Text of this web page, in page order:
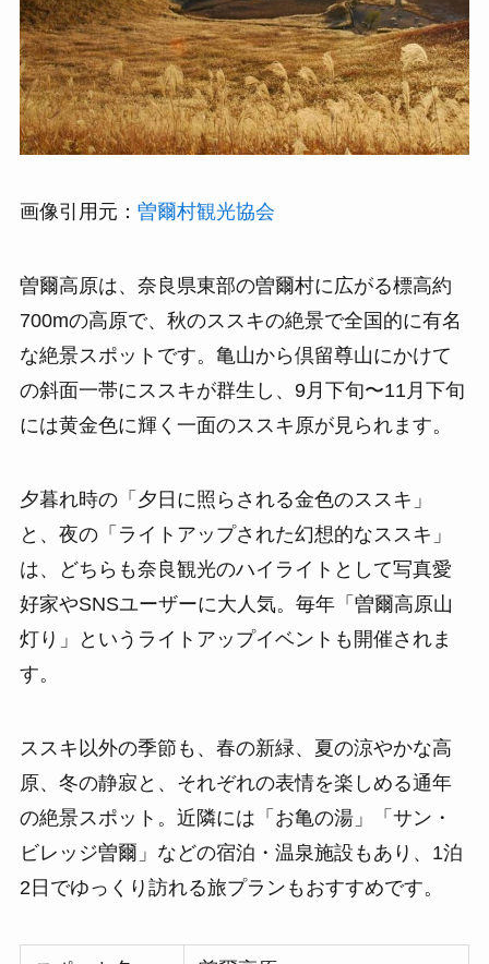
画像引用元： 曽爾村観光協会
曽爾高原は、奈良県東部の曽爾村に広がる標高約
700mの高原で、秋のススキの絶景で全国的に有名
な絶景スポットです。亀山から倶留尊山にかけて
の斜面一帯にススキが群生し、9月下旬〜11月下旬
には黄金色に輝く一面のススキ原が見られます。
夕暮れ時の「夕日に照らされる金色のススキ」
と、夜の「ライトアップされた幻想的なススキ」
は、どちらも奈良観光のハイライトとして写真愛
好家やSNSユーザーに大人気。毎年「曽爾高原山
灯り」というライトアップイベントも開催されま
す。
ススキ以外の季節も、春の新緑、夏の涼やかな高
原、冬の静寂と、それぞれの表情を楽しめる通年
の絶景スポット。近隣には「お亀の湯」「サン・
ビレッジ曽爾」などの宿泊・温泉施設もあり、1泊
2日でゆっくり訪れる旅プランもおすすめです。